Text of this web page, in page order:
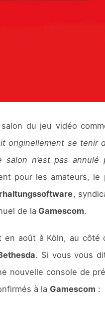
salon du jeu vidéo
originellement se tenir
salon n’est pas
pour les amateurs,
,
de la Gamescom.
août à Köln, au côté
. Si vous vous
nouvelle console de
à la Gamescom :